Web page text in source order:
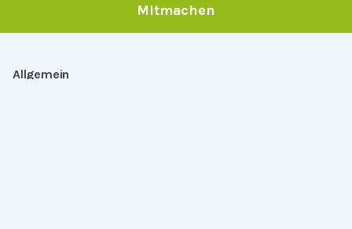
Mitmachen
Allgemein